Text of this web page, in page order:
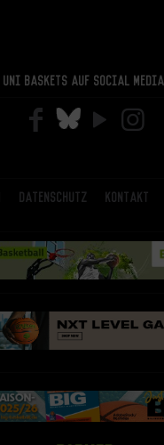
Uni Baskets auf Social Media
Datenschutz Kontakt